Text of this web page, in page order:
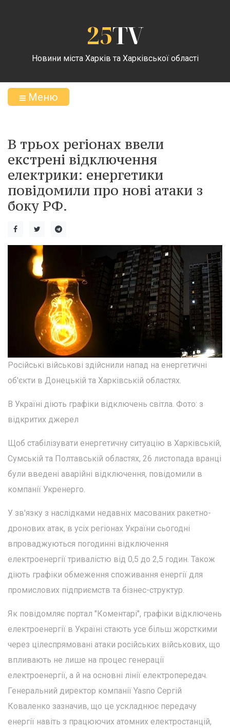
25TV
Новини міста Харків та Харківської області
Меню
В трьох регіонах ввели
екстрені відключення
електрики: енергетики
повідомили про нові атаки з
боку РФ.
Російські військові здійснили напад на енергетичні
об'єкти в Донецькій та Харківській областях.
В Україні діють графіки відключень світла. Фото: з
відкритих джерел
Щоб стабілізувати енергетичну ситуацію в Харківській,
Сумській та Полтавській областях, 26 листопада вранці
були введені аварійні відключення, повідомили в
компанії Укренерго.
У зв'язку з наслідками недавніх масованих ракетно-
дронових атак, в усіх регіонах України сьогодні
впроваджуються погодинні відключення
електроенергії тривалістю від 0,5 до 2,5 годин. Також
діють графіки обмеження споживання енергії для
промислових підприємств та бізнес-структур.
Як повідомляє портал "Коментарі", графіки відключень
електроенергії в Україні стають усе більш жорсткими
через цілеспрямовані атаки російських військових, що
впливають не лише на процес генерації
електроенергії, а й на основні лінії електропередач.
Генеральний директор компанії Yasno Сергій
Коваленко зазначив, що це ускладнює передачу
енергії навіть з працюючих атомних електростанцій,